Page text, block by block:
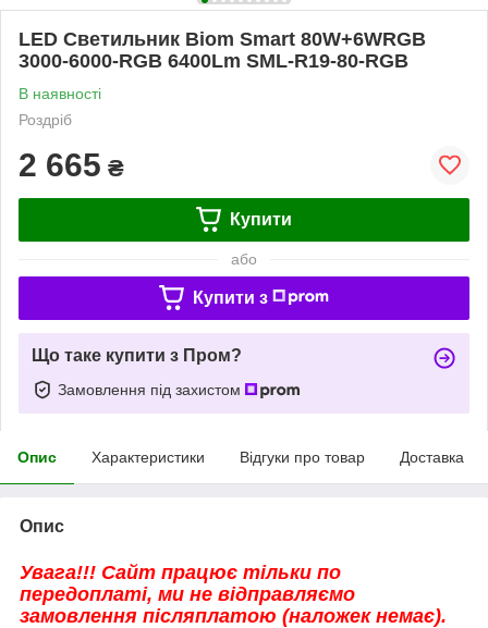
LED Светильник Biom Smart 80W+6WRGB
3000-6000-RGB 6400Lm SML-R19-80-RGB
В наявності
Роздріб
2 665 ₴
Купити
або
Купити з
Що таке купити з Пром?
Замовлення під захистом
Опис Характеристики Відгуки про товар Доставка
Опис
Увага!!! Сайт працює тільки по
передоплаті, ми не відправляємо
замовлення післяплатою (наложек немає).